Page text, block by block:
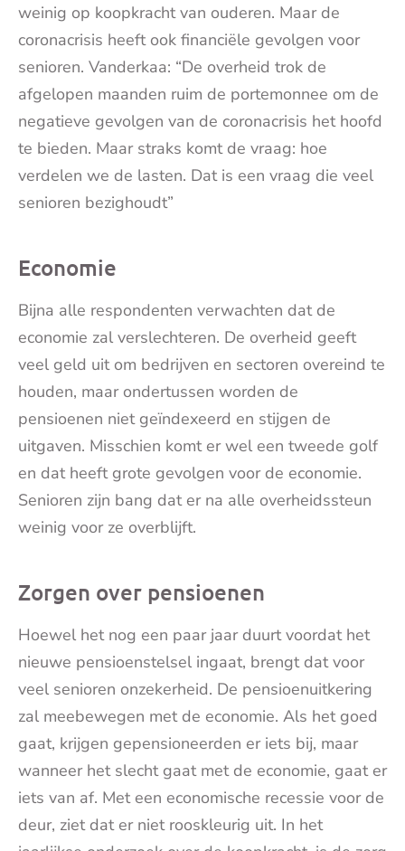
weinig op koopkracht van ouderen. Maar de
coronacrisis heeft ook financiële gevolgen voor
senioren. Vanderkaa: “De overheid trok de
afgelopen maanden ruim de portemonnee om de
negatieve gevolgen van de coronacrisis het hoofd
te bieden. Maar straks komt de vraag: hoe
verdelen we de lasten. Dat is een vraag die veel
senioren bezighoudt”
Economie
Bijna alle respondenten verwachten dat de
economie zal verslechteren. De overheid geeft
veel geld uit om bedrijven en sectoren overeind te
houden, maar ondertussen worden de
pensioenen niet geïndexeerd en stijgen de
uitgaven. Misschien komt er wel een tweede golf
en dat heeft grote gevolgen voor de economie.
Senioren zijn bang dat er na alle overheidssteun
weinig voor ze overblijft.
Zorgen over pensioenen
Hoewel het nog een paar jaar duurt voordat het
nieuwe pensioenstelsel ingaat, brengt dat voor
veel senioren onzekerheid. De pensioenuitkering
zal meebewegen met de economie. Als het goed
gaat, krijgen gepensioneerden er iets bij, maar
wanneer het slecht gaat met de economie, gaat er
iets van af. Met een economische recessie voor de
deur, ziet dat er niet rooskleurig uit. In het